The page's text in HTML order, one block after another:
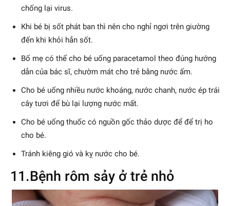
chống lại virus.
Khi bé bị sốt phát ban thì nên cho nghỉ ngơi trên giường
đến khi khỏi hẳn sốt.
Bố mẹ có thể cho bé uống paracetamol theo đúng hướng
dẫn của bác sĩ, chườm mát cho trẻ bằng nước ấm.
Cho bé uống nhiều nước khoáng, nước chanh, nước ép trái
cây tươi để bù lại lượng nước mất.
Cho bé uống thuốc có nguồn gốc thảo dược để để trị ho
cho bé.
Tránh kiêng gió và kỵ nước cho bé.
11.Bệnh rôm sảy ở trẻ nhỏ